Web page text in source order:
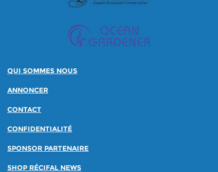
QUI SOMMES NOUS
ANNONCER
CONTACT
CONFIDENTIALITÉ
SPONSOR PARTENAIRE
SHOP RÉCIFAL NEWS